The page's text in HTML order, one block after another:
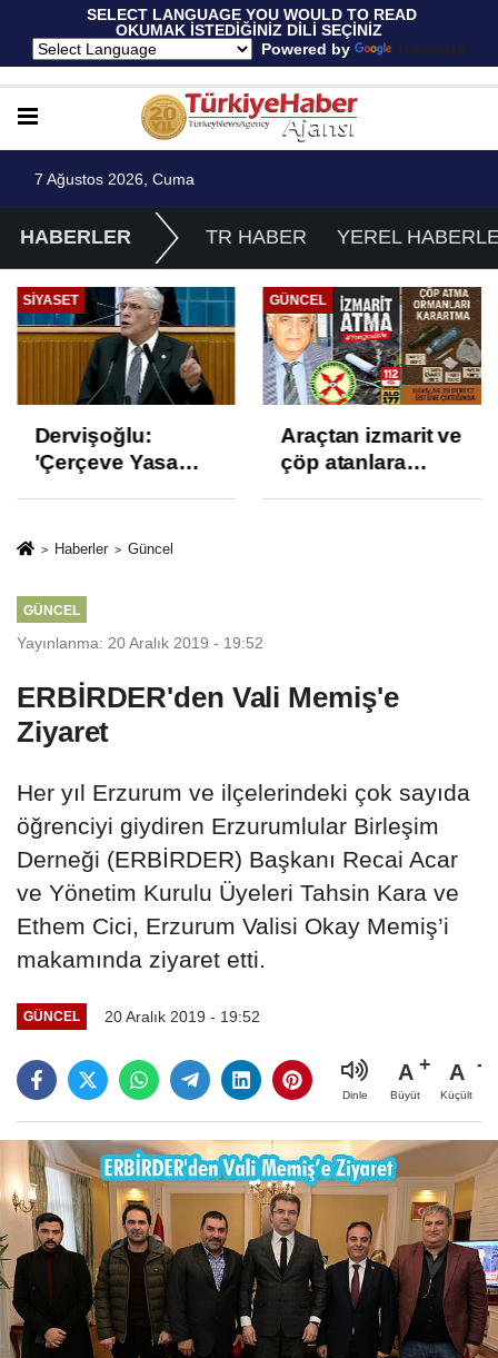
SELECT LANGUAGE YOU WOULD TO READ
OKUMAK İSTEDİĞİNİZ DİLİ SEÇİNİZ
Powered by
Translate
7 Ağustos 2026, Cuma
HABERLER TR HABER YEREL
SIYASET
Dervişoğlu:
'Çerçeve Yasa
ve İhanet
GÜNCEL
Araçtan izmarit ve
çöp atanlara
Haberler Güncel
GÜNCEL
Yayınlanma: 20 Aralık 2019 - 19:52
ERBİRDER'den Vali Memiş'e
Ziyaret
Her yıl Erzurum ve ilçelerindeki çok sayıda
öğrenciyi giydiren Erzurumlular Birleşim
Derneği (ERBİRDER) Başkanı Recai Acar
ve Yönetim Kurulu Üyeleri Tahsin Kara ve
Ethem Cici, Erzurum Valisi Okay Memiş’i
makamında ziyaret etti.
GÜNCEL 20 Aralık 2019 - 19:52
Dinle
A
Büyüt
A
Küçült